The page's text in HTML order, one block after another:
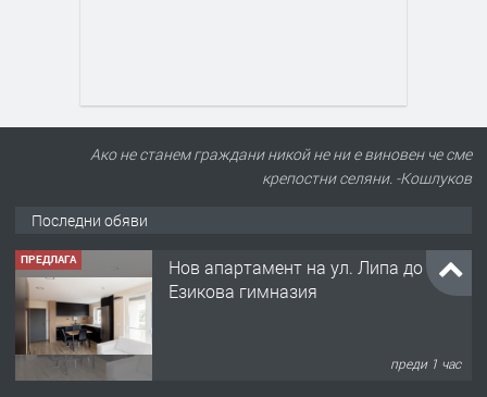
Ако не станем граждани никой не ни е виновен че сме
крепостни селяни. -Кошлуков
Последни обяви
ПРЕДЛАГА
Нов апартамент на ул. Липа до
Езикова гимназия
преди 1 час